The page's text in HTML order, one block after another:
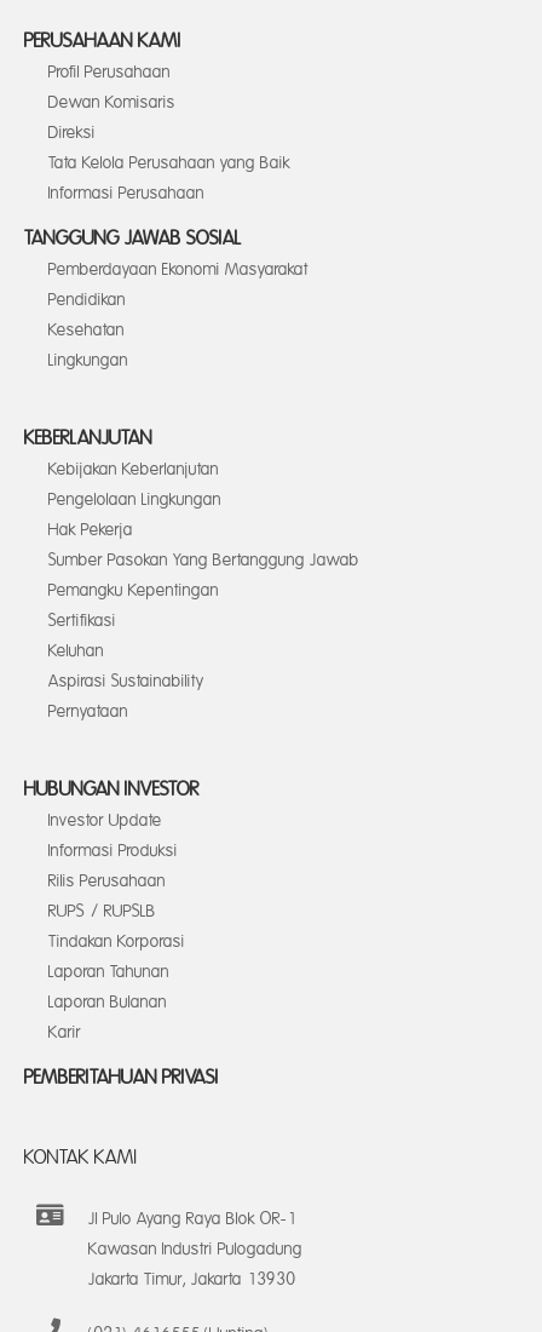
PERUSAHAAN KAMI
Profil Perusahaan
Dewan Komisaris
Direksi
Tata Kelola Perusahaan yang Baik
Informasi Perusahaan
TANGGUNG JAWAB SOSIAL
Pemberdayaan Ekonomi Masyarakat
Pendidikan
Kesehatan
Lingkungan
KEBERLANJUTAN
Kebijakan Keberlanjutan
Pengelolaan Lingkungan
Hak Pekerja
Sumber Pasokan Yang Bertanggung Jawab
Pemangku Kepentingan
Sertifikasi
Keluhan
Aspirasi Sustainability
Pernyataan
HUBUNGAN INVESTOR
Investor Update
Informasi Produksi
Rilis Perusahaan
RUPS / RUPSLB
Tindakan Korporasi
Laporan Tahunan
Laporan Bulanan
Karir
PEMBERITAHUAN PRIVASI
KONTAK KAMI
Jl Pulo Ayang Raya Blok OR-1
Kawasan Industri Pulogadung
Jakarta Timur, Jakarta 13930